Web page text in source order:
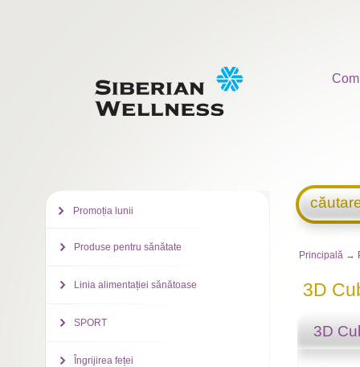
Principală →
3D
3D
Promoția lunii
Produse pentru sănătate
Linia alimentației sănătoase
SPORT
Îngrijirea feței